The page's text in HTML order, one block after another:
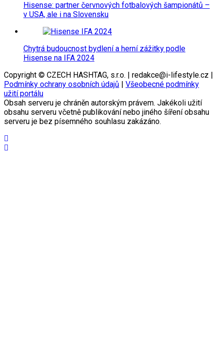
Hisense: partner červnových fotbalových šampionátů –
v USA, ale i na Slovensku
Chytrá budoucnost bydlení a herní zážitky podle
Hisense na IFA 2024
Copyright © CZECH HASHTAG, s.r.o. | redakce@i-lifestyle.cz |
Podmínky ochrany osobních údajů | Všeobecné podmínky
užití portálu
Obsah serveru je chráněn autorským právem. Jakékoli užití
obsahu serveru včetně publikování nebo jiného šíření obsahu
serveru je bez písemného souhlasu zakázáno.